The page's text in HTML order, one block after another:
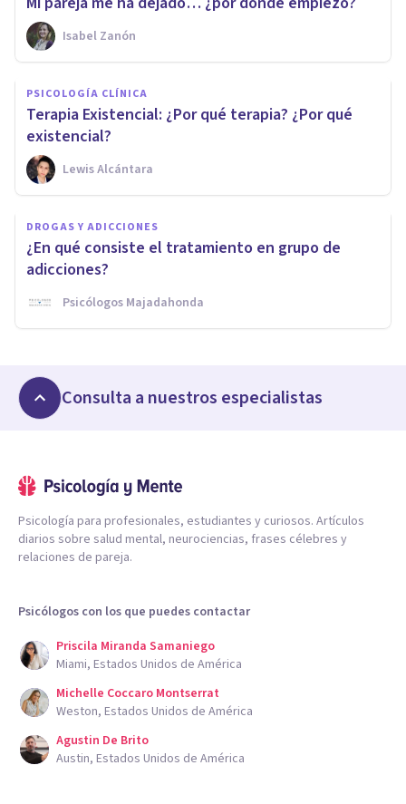
Isabel Zanón
PSICOLOGÍA CLÍNICA
Terapia Existencial: ¿Por qué terapia? ¿Por qué
existencial?
Lewis Alcántara
DROGAS Y ADICCIONES
¿En qué consiste el tratamiento en grupo de
adicciones?
Psicólogos Majadahonda
Consulta a nuestros especialistas
Psicología para profesionales, estudiantes y curiosos. Artículos
diarios sobre salud mental, neurociencias, frases célebres y
relaciones de pareja.
Psicólogos con los que puedes contactar
Priscila Miranda Samaniego
Miami, Estados Unidos de América
Michelle Coccaro Montserrat
Weston, Estados Unidos de América
Agustin De Brito
Austin, Estados Unidos de América